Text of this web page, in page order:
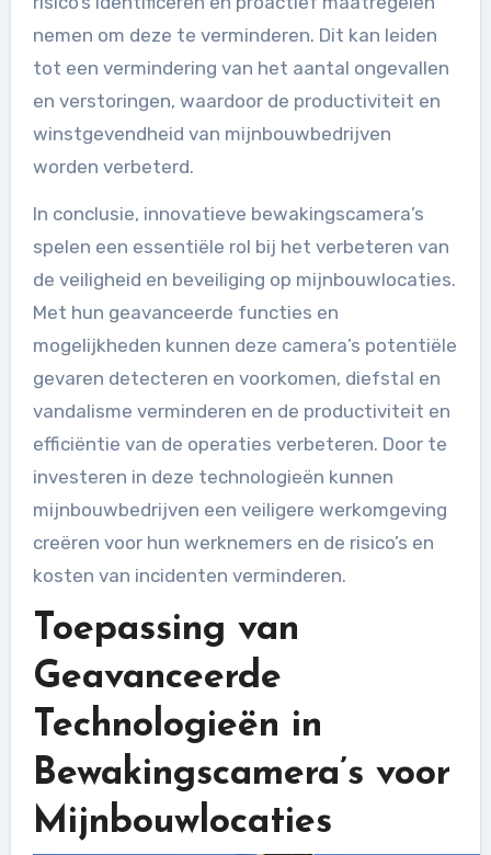
nemen om deze te verminderen. Dit kan leiden
tot een vermindering van het aantal ongevallen
en verstoringen, waardoor de productiviteit en
winstgevendheid van mijnbouwbedrijven
worden verbeterd.
In conclusie, innovatieve bewakingscamera’s
spelen een essentiële rol bij het verbeteren van
de veiligheid en beveiliging op mijnbouwlocaties.
Met hun geavanceerde functies en
mogelijkheden kunnen deze camera’s potentiële
gevaren detecteren en voorkomen, diefstal en
vandalisme verminderen en de productiviteit en
efficiëntie van de operaties verbeteren. Door te
investeren in deze technologieën kunnen
mijnbouwbedrijven een veiligere werkomgeving
creëren voor hun werknemers en de risico’s en
kosten van incidenten verminderen.
Toepassing van
Geavanceerde
Technologieën in
Bewakingscamera’s voor
Mijnbouwlocaties